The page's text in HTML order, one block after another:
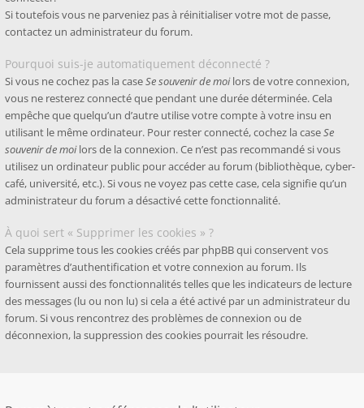
Si toutefois vous ne parveniez pas à réinitialiser votre mot de passe,
contactez un administrateur du forum.
Pourquoi suis-je automatiquement déconnecté ?
Si vous ne cochez pas la caseSe souvenir de moilors de votre connexion,
vous ne resterez connecté que pendant une durée déterminée. Cela
empêche que quelqu’un d’autre utilise votre compte à votre insu en
utilisant le même ordinateur. Pour rester connecté, cochez la caseSe
souvenir de moilors de la connexion. Ce n’est pas recommandé si vous
utilisez un ordinateur public pour accéder au forum (bibliothèque, cyber-
café, université, etc.). Si vous ne voyez pas cette case, cela signifie qu’un
administrateur du forum a désactivé cette fonctionnalité.
À quoi sert « Supprimer les cookies » ?
Cela supprime tous les cookies créés par phpBB qui conservent vos
paramètres d’authentification et votre connexion au forum. Ils
fournissent aussi des fonctionnalités telles que les indicateurs de lecture
des messages (lu ou non lu) si cela a été activé par un administrateur du
forum. Si vous rencontrez des problèmes de connexion ou de
déconnexion, la suppression des cookies pourrait les résoudre.